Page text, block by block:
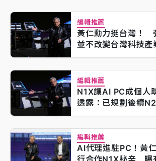
編輯推薦
黃仁勳力挺台灣！
並不改變台灣科技產
編輯推薦
N1X讓AI PC成個
透露：已規劃後續
編輯推薦
AI代理進駐PC！黃
行合作N1X秘辛 曝